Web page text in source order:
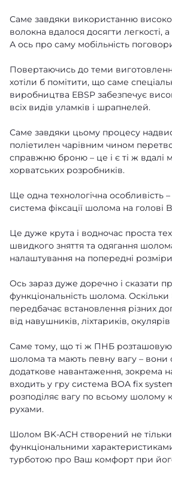
Саме завдяки використанню
волокна вдалося досягти легкості,
А ось про саму мобільність
Повертаючись до теми
хотіли б помітити, що саме
виробництва EBSP забезпечує
всіх видів уламків і шрапнелей.
Саме завдяки цьому процесу
поліетилен чарівним чином
справжню броню – це і є ті ж вдалі
хорватських розробників.
Ще одна технологічна особливість
система фіксації шолома на голові
Це дуже крута і водночас проста
швидкого зняття та одягання
налаштування на попередні
Ось зараз дуже доречно і сказати
функціональність шолома. Оскільки
передбачає встановлення різних
від навушників, ліхтариків,
Саме тому, що ті ж ПНБ
шолома та мають певну вагу – вони
додаткове навантаження, зокрема
входить у гру система BOA fix
розподіляє вагу по всьому шолому
рухами.
Шолом BK-ACH створений не
функціональними
турботою про Ваш комфорт при